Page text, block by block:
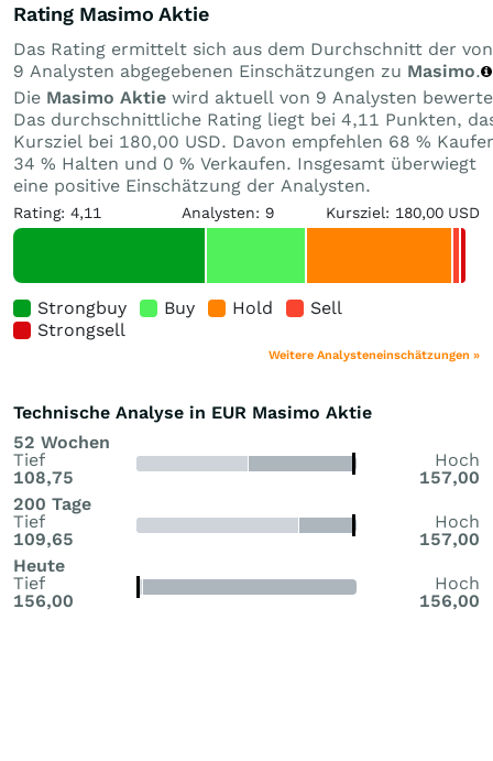
Rating Masimo Aktie
Das Rating ermittelt sich aus dem Durchschnitt der von
9 Analysten abgegebenen Einschätzungen zu Masimo.
Die Masimo Aktie wird aktuell von 9 Analysten
Das durchschnittliche Rating liegt bei 4,11 Punkten,
Kursziel bei 180,00 USD. Davon empfehlen 68 %
34 % Halten und 0 % Verkaufen. Insgesamt überwiegt
eine positive Einschätzung der Analysten.
Rating: 4,11 Analysten: 9 Kursziel: 180,00 USD
Strongbuy Buy Hold
Sell
Strongsell
Weitere Analysteneinschätzungen »
Technische Analyse in EUR Masimo Aktie
52 Wochen
Tief
108,75
Hoch
157,00
200 Tage
Tief
109,65
Hoch
157,00
Heute
Tief
156,00
Hoch
156,00